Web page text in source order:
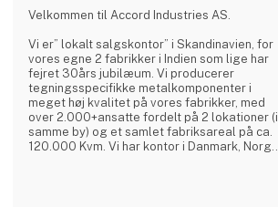
Velkommen til Accord Industries AS.
Vi er” lokalt salgskontor” i Skandinavien, for
vores egne 2 fabrikker i Indien som lige har
fejret 30års jubilæum. Vi producerer
tegningsspecifikke metalkomponenter i
meget høj kvalitet på vores fabrikker, med
over 2.000+ansatte fordelt på 2 lokationer (i
samme by) og et samlet fabriksareal på ca.
120.000 Kvm. Vi har kontor i Danmark, Norge